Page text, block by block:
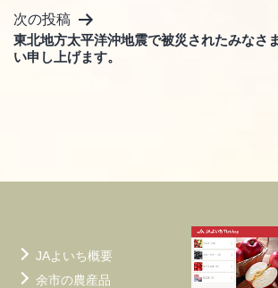
ナ
ビ
ゲ
ン
次の投稿
東北地方太平洋沖地震で被災されたみなさ
い申し上げます。
JAよいち概要
余市の農産品